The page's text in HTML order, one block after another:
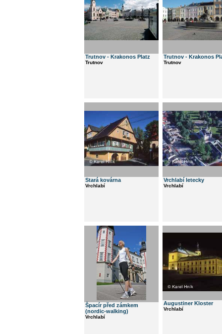
Trutnov - Krakonos Platz
Trutnov
Trutnov - Krakonos
Trutnov
Stará kovárna
Vrchlabí
Vrchlabí letecky
Vrchlabí
Špacír před zámkem
(nordic-walking)
Vrchlabí
Augustiner Kloster
Vrchlabí